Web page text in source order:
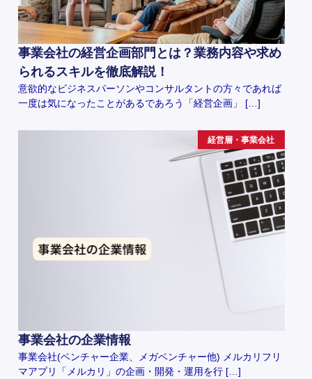
事業会社の経営企画部門とは？業務内容や求め
られるスキルを徹底解説！
意欲的なビジネスパーソンやコンサルタントの方々であれば
一度は気になったことがあるであろう「経営企画」 […]
経営層・事業会社
事業会社の企業情報
事業会社(ベンチャー企業、メガベンチャー他) メルカリフリ
マアプリ「メルカリ」の企画・開発・運用を行 […]